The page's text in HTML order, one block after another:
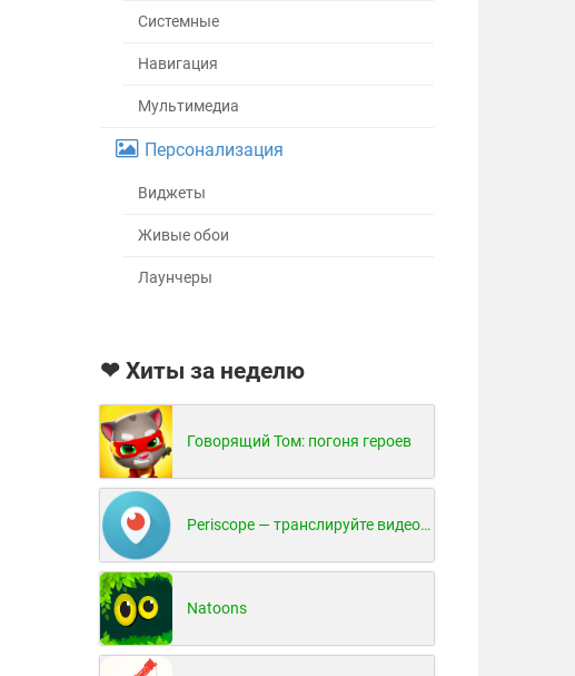
Системные
Навигация
Мультимедиа
Персонализация
Виджеты
Живые обои
Лаунчеры
❤ Хиты за неделю
Говорящий Том: погоня героев
Periscope — транслируйте видео в реальном времени!
Natoons